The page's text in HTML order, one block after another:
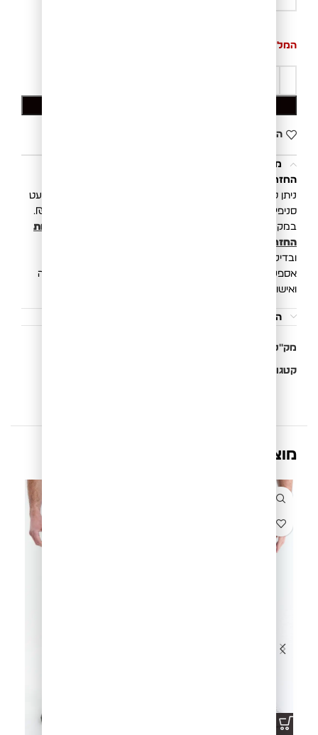
המלאי אזל
הוסף לרשימת המשאלות
משלוחים והחזרות
החזרת פריטים הינה פשוטה, קלה ונוחה.
ניתן להחליף/להחזיר את הפריט בכל סניפי רשת בוגארט (למעט
סניפי Outlet) או באמצעות איסוף ע״י שליח בעלות של 20 ₪.
במקרה של החזרת פריט, תקבלו זיכוי כספי בהתאם ל
מדיניות
החזרות והחלפות
ובדיקתם במשרדינו.
אספקת המשלוח הינה 3 עד 10 ימי עסקים מיום ביצוע העסקה
ואישור חברת האשראי.
הוראות כביסה
מק"ט:
קטגוריות:
מוצרים קשורים